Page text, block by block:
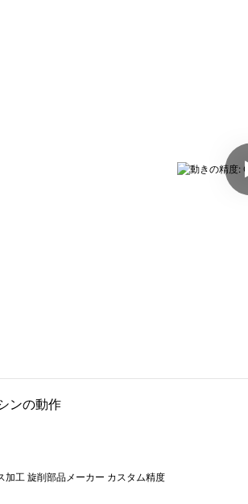
ンの動作
加工 旋削部品メーカー カスタム精度